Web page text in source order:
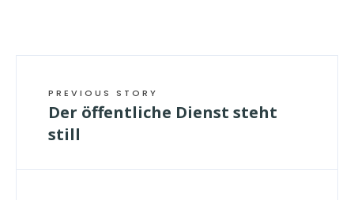
PREVIOUS STORY
Der öffentliche Dienst steht
still